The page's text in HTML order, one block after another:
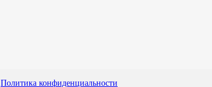
Политика конфиденциальности